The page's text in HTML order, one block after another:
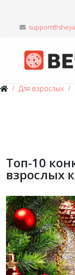
Для взрослых
Топ-10
взрослых